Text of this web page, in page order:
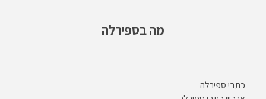
מה בספירלה
כתבי ספירלה